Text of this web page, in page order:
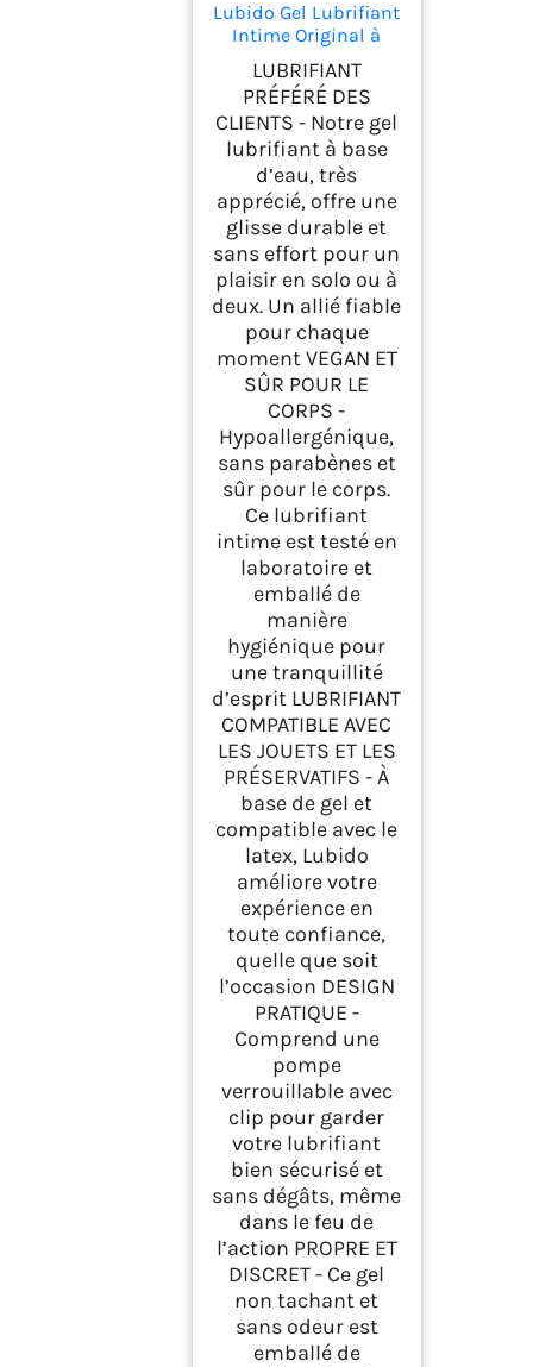
Lubido Gel Lubrifiant
Intime Original à
Base d'Eau Sans
Paraben – 250ml
LUBRIFIANT
PRÉFÉRÉ DES
CLIENTS - Notre gel
lubrifiant à base
d’eau, très
apprécié, offre une
glisse durable et
sans effort pour un
plaisir en solo ou à
deux. Un allié fiable
pour chaque
moment VEGAN ET
SÛR POUR LE
CORPS -
Hypoallergénique,
sans parabènes et
sûr pour le corps.
Ce lubrifiant
intime est testé en
laboratoire et
emballé de
manière
hygiénique pour
une tranquillité
d’esprit LUBRIFIANT
COMPATIBLE AVEC
LES JOUETS ET LES
PRÉSERVATIFS - À
base de gel et
compatible avec le
latex, Lubido
améliore votre
expérience en
toute confiance,
quelle que soit
l’occasion DESIGN
PRATIQUE -
Comprend une
pompe
verrouillable avec
clip pour garder
votre lubrifiant
bien sécurisé et
sans dégâts, même
dans le feu de
l’action PROPRE ET
DISCRET - Ce gel
non tachant et
sans odeur est
emballé de